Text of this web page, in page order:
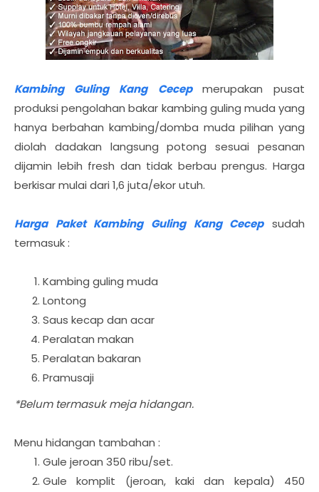
Kambing Guling Kang Cecep merupakan pusat
produksi pengolahan bakar kambing guling muda yang
hanya berbahan kambing/domba muda pilihan yang
diolah dadakan langsung potong sesuai pesanan
dijamin lebih fresh dan tidak berbau prengus. Harga
berkisar mulai dari 1,6 juta/ekor utuh.
Harga Paket Kambing Guling Kang Cecepsudah
termasuk :
Kambing guling muda
Lontong
Saus kecap dan acar
Peralatan makan
Peralatan bakaran
Pramusaji
*Belum termasuk meja hidangan.
Menu hidangan tambahan :
Gule jeroan 350 ribu/set.
Gule komplit (jeroan, kaki dan kepala) 450